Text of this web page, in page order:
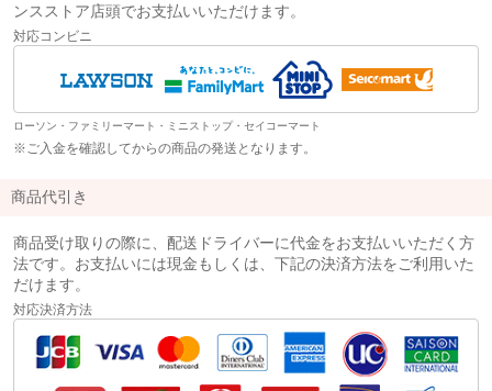
ンスストア店頭でお支払いいただけます。
対応コンビニ
ローソン・ファミリーマート・ミニストップ・セイコーマート
※ご入金を確認してからの商品の発送となります。
商品代引き
商品受け取りの際に、配送ドライバーに代金をお支払いいただく方
法です。お支払いには現金もしくは、下記の決済方法をご利用いた
だけます。
対応決済方法